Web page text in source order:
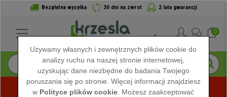
Bezpłatna wysyłka 30 dni na zwrot 2 lata gwarancji
0
Używamy własnych i zewnętrznych plików cookie do
analizy ruchu na naszej stronie internetowej,
uzyskując dane niezbędne do badania Twojego
poruszania się po stronie. Więcej informacji znajdziesz
w Polityce plików cookie . Możesz zaakceptować